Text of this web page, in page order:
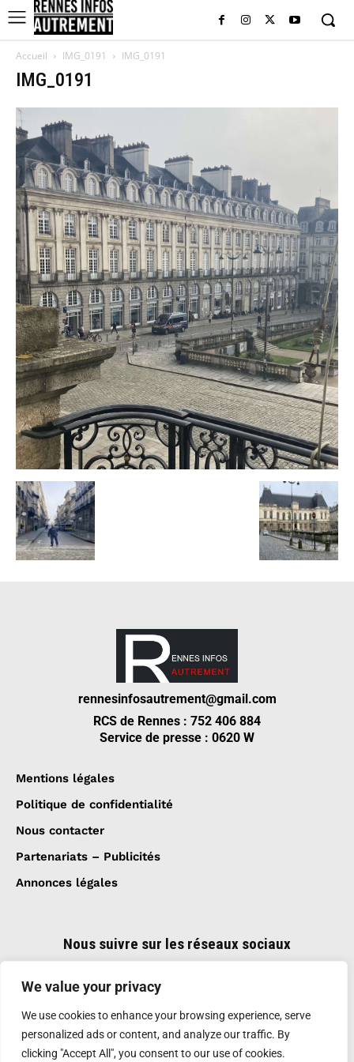
We value your privacy
We use cookies to enhance your browsing experience, serve
personalized ads or content, and analyze our traffic. By
clicking "Accept All", you consent to our use of cookies.
Accueil IMG_0191 IMG_0191
IMG_0191
rennesinfosautrement@gmail.com
RCS de Rennes : 752 406 884
Service de presse : 0620 W
Mentions légales
Politique de confidentialité
Nous contacter
Partenariats – Publicités
Annonces légales
Nous suivre sur les réseaux sociaux